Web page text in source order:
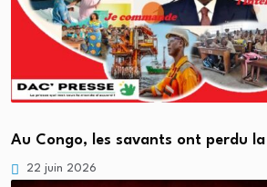
Au Congo, les savants ont perdu
22 juin 2026